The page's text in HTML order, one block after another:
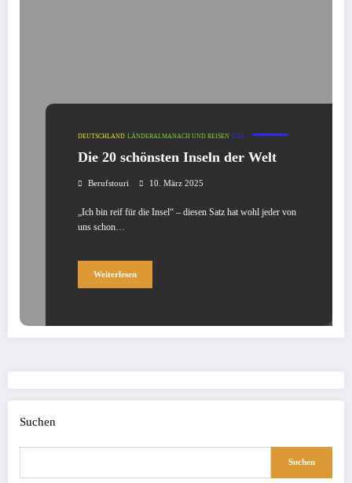
DEUTSCHLAND LÄNDERALMANACH UND REISEN USA
Die 20 schönsten Inseln der Welt
Berufstouri 10. März 2025
„Ich bin reif für die Insel“ – diesen Satz hat wohl jeder von
uns schon…
Weiterlesen
Suchen
Suchen